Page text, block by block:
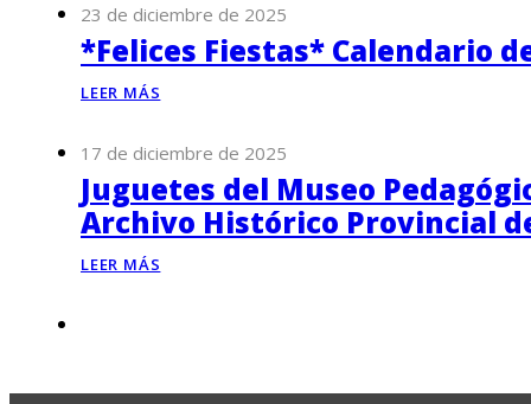
23 de diciembre de 2025
*Felices Fiestas* Calendario
LEER MÁS
17 de diciembre de 2025
Juguetes del Museo
Archivo Histórico Provincial
LEER MÁS